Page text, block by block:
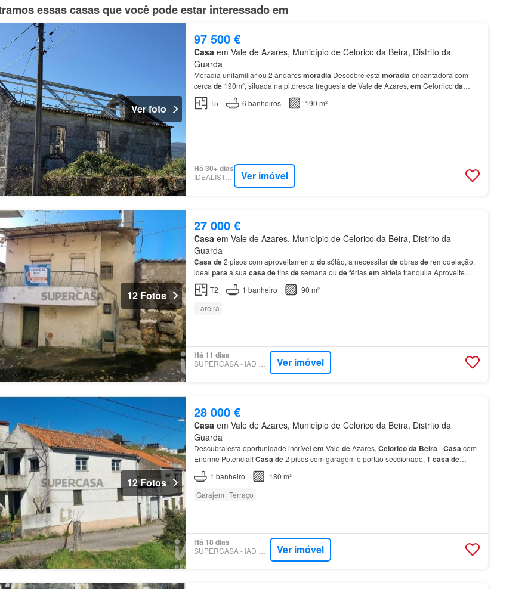
essas casas que você pode estar interessado em
Ver foto
97 500 €
Casa em Vale de Azares, Município de Celorico da Beira, Distrito da
Guarda
Moradia unifamiliar ou 2 andaresmoradia Descobre esta moradiaencantadora com
cerca de190m², situada na pitoresca freguesia deVale deAzares, em Celorrico da
Beira
T5 6 banheiros 190 m²
Há 30+ dias
IDEALISTA.PT Ver imóvel
12 Fotos
27 000 €
Casa em Vale de Azares, Município de Celorico da Beira, Distrito da
Guarda
Casade2 pisos com aproveitamento dosótão, a necessitardeobrasderemodelação,
ideal paraa sua casadefinsdesemana ou defériasem aldeia tranquila Aproveite
esta Oportunidade
ter a sua
T2 1 banheiro
90 m²
Lareira
Há 11 dias
SUPERCASA - IAD PORTUGAL Ver imóvel
12 Fotos
28 000 €
Casa em Vale de Azares, Município de Celorico da Beira, Distrito da
Guarda
Descubra esta oportunidade incrível em Vale deAzares, Celoricoda Beira-Casacom
Enorme Potencial!Casade2 pisos com garagem e portão seccionado, 1 casade
banho, pequeno pátio na lateral e terraço com Vistas Únicas e De…
1 banheiro
180 m²
Garajem Terraço
Há 18 dias
Ver imóvel